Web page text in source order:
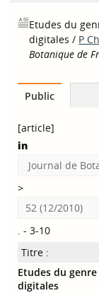
Etudes du
digitales / P
Botanique de
Public
[article]
in
Journal de
>
52 (12/2010)
. - 3-10
Titre :
Etudes du
digitales